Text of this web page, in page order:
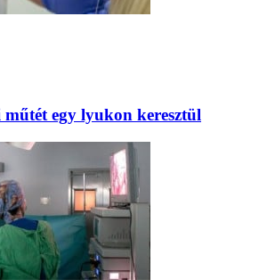
műtét egy lyukon keresztül